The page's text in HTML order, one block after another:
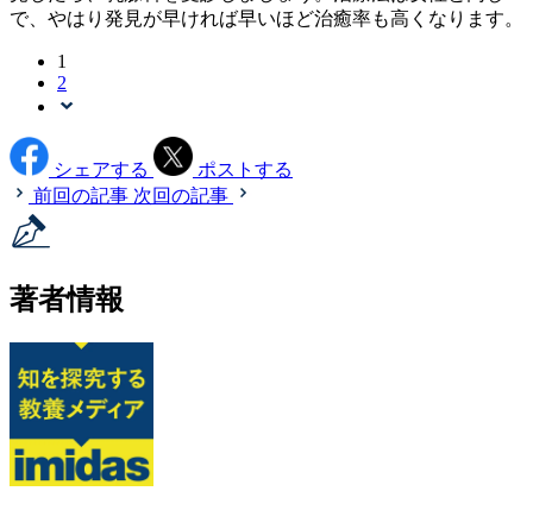
で、やはり発見が早ければ早いほど治癒率も高くなります。
1
2
シェアする
ポストする
前回の記事 次回の記事
著者情報